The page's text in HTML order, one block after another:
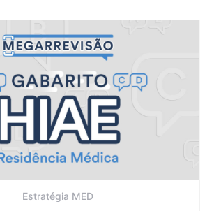
Estratégia MED